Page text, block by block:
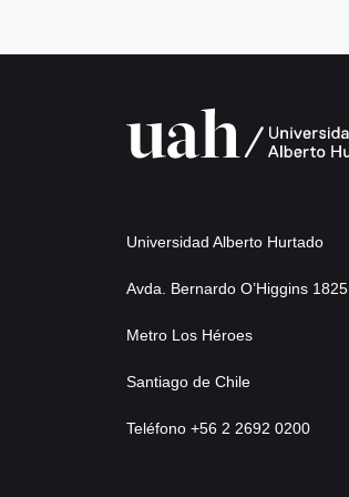
Universidad Alberto Hurtado
Avda. Bernardo O’Higgins 1825
Metro Los Héroes
Santiago de Chile
Teléfono +56 2 2692 0200